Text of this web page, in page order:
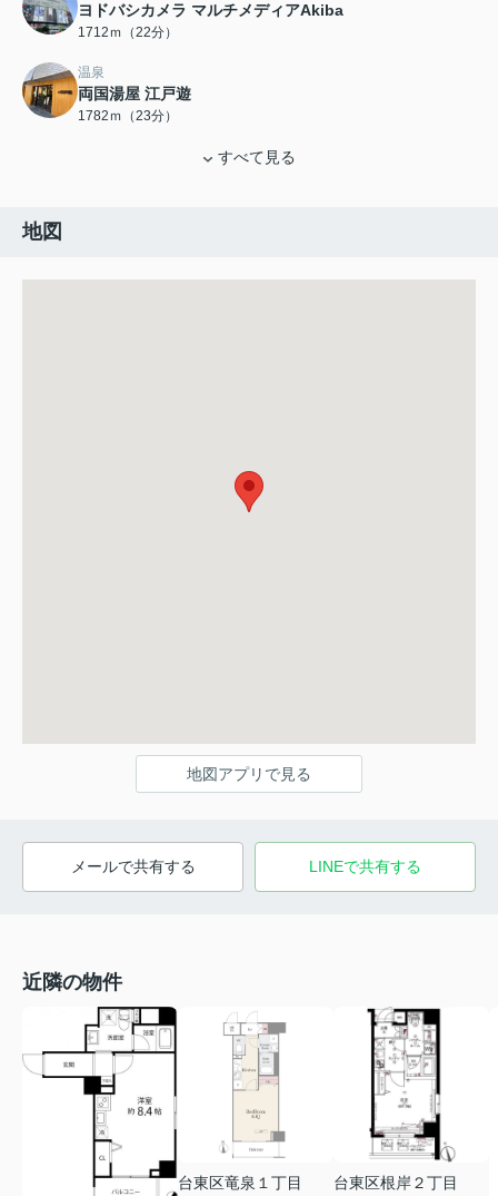
ヨドバシカメラ マルチメディアAkiba
1712ｍ（22分）
温泉
両国湯屋 江戸遊
1782ｍ（23分）
すべて見る
地図
地図アプリで見る
メールで共有する LINEで共有する
近隣の物件
台東区竜泉１丁目
台東区根岸２丁目